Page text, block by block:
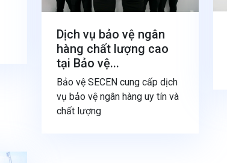
Dịch vụ bảo vệ ngân
hàng chất lượng cao
tại Bảo vệ...
Bảo vệ SECEN cung cấp dịch
vụ bảo vệ ngân hàng uy tín và
chất lượng